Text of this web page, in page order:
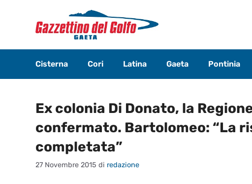
contenuto
Cisterna Cori Latina Gaeta Pontinia
Ex colonia Di Donato, la
confermato. Bartolomeo: “La
completata”
27 Novembre 2015 di redazione